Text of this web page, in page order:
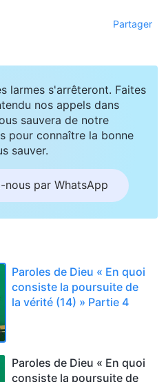
Partager
larmes s'arrêteront. Faites
nos appels dans
sauvera de notre
pour connaître la bonne
sauver.
nous par WhatsApp
Paroles de Dieu « En quoi
consiste la poursuite de
la vérité (14) » Partie 4
Paroles de Dieu « En quoi
consiste la poursuite de